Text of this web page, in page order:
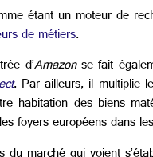
étant un moteur de
de métiers.
d’Amazonse fait
. Par ailleurs, il multiplie
habitation des biens
foyers européens dans